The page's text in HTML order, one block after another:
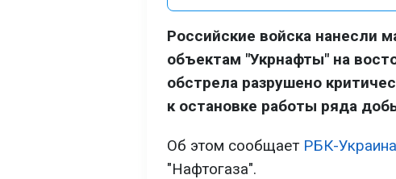
Российские войска нанесли
объектам "Укрнафты" на
обстрела разрушено
к остановке работы ряда
Об этом сообщает РБК-Украина
"Нафтогаза".